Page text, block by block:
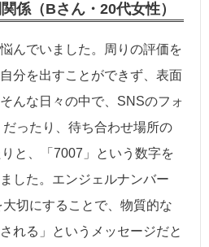
係（Bさん・20代女性）
んでいました。周りの評価を
分を出すことができず、表面
んな日々の中で、SNSのフォ
ったり、待ち合わせ場所の
と、「7007」という数字を
した。エンジェルナンバー
切にすることで、物質的な
れる」というメッセージだと